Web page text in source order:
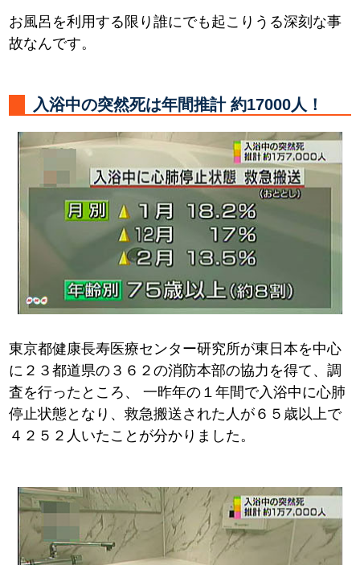
お風呂を利用する限り誰にでも起こりうる深刻な事
故なんです。
入浴中の突然死は年間推計 約17000人！
東京都健康長寿医療センター研究所が東日本を中心
に２３都道県の３６２の消防本部の協力を得て、調
査を行ったところ、
一昨年の１年間で入浴中に心肺
停止状態となり、救急搬送された人が６５歳以上で
４２５２人いたことが分かりました。